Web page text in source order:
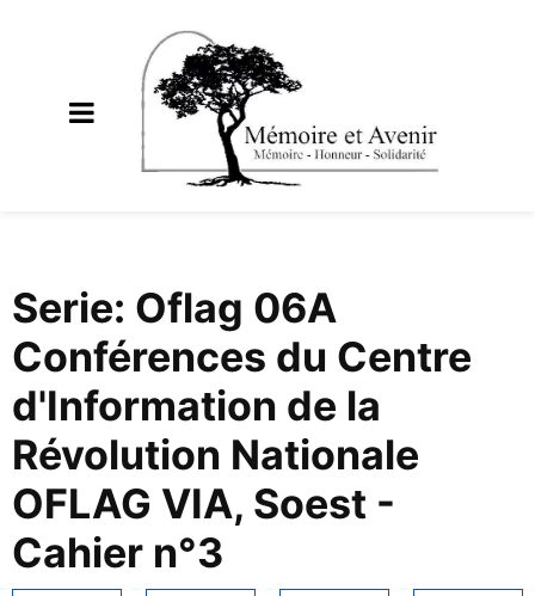
Serie: Oflag 06A
Conférences du Centre
d'Information de la
Révolution Nationale
OFLAG VIA, Soest -
Cahier n°3